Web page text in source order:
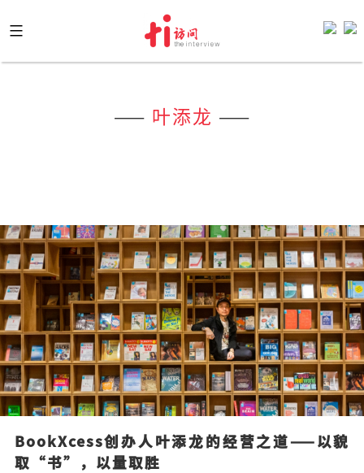
to
content
—— 叶添龙 ——
BookXcess创办人叶添龙的经营之道——以貌
取“书”，以量取胜